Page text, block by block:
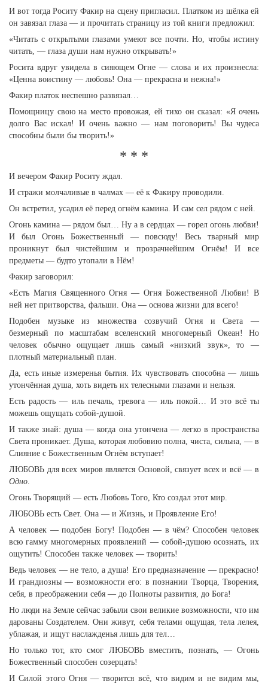
И вот тогда Роситу Факир на сцену пригласил. Платком из шёлка ей
он завязал глаза — и прочитать страницу из той книги предложил:
«Читать с открытыми глазами умеют все почти. Но, чтобы истину
читать, — глаза души нам нужно открывать!»
Росита вдруг увидела в сияющем Огне — слова и их произнесла:
«Ценна воистину — любовь! Она — прекрасна и нежна!»
Факир платок неспешно развязал…
Помощницу свою на место провожая, ей тихо он сказал: «Я очень
долго Вас искал! И очень важно — нам поговорить! Вы чудеса
способны были бы творить!»
* * *
И вечером Факир Роситу ждал.
И стражи молчаливые в чалмах — её к Факиру проводили.
Он встретил, усадил её перед огнём камина. И сам сел рядом с ней.
Огонь камина — рядом был… Ну а в сердцах — горел огонь любви!
И был Огонь Божественный — повсюду! Весь тварный мир
проникнут был чистейшим и прозрачнейшим Огнём! И все
предметы — будто утопали в Нём!
Факир заговорил:
«Есть Магия Священного Огня — Огня Божественной Любви! В
ней нет притворства, фальши. Она — основа жизни для всего!
Подобен музыке из множества созвучий Огня и Света —
безмерный по масштабам вселенский многомерный Океан! Но
человек обычно ощущает лишь самый «низкий звук», то —
плотный материальный план.
Да, есть иные измеренья бытия. Их чувствовать способна — лишь
утончённая душа, хоть видеть их телесными глазами и нельзя.
Есть радость — иль печаль, тревога — иль покой… И это всё ты
можешь ощущать собой-душой.
И также знай: душа — когда она утончена — легко в пространства
Света проникает. Душа, которая любовию полна, чиста, сильна, — в
Слияние с Божественным Огнём вступает!
ЛЮБОВЬ для всех миров является Основой, связует всех и всё — в
Одно.
Огонь Творящий — есть Любовь Того, Кто создал этот мир.
ЛЮБОВЬ есть Свет. Она — и Жизнь, и Проявление Его!
А человек — подобен Богу! Подобен — в чём? Способен человек
всю гамму многомерных проявлений — собой-душою осознать, их
ощутить! Способен также человек — творить!
Ведь человек — не тело, а душа! Его предназначение — прекрасно!
И грандиозны — возможности его: в познании Творца, Творения,
себя, в преображении себя — до Полноты развития, до Бога!
Но люди на Земле сейчас забыли свои великие возможности, что им
дарованы Создателем. Они живут, себя телами ощущая, тела лелея,
ублажая, и ищут наслажденья лишь для тел…
Но только тот, кто смог ЛЮБОВЬ вместить, познать, — Огонь
Божественный способен созерцать!
И Силой этого Огня — творится всё, что видим и не видим мы,